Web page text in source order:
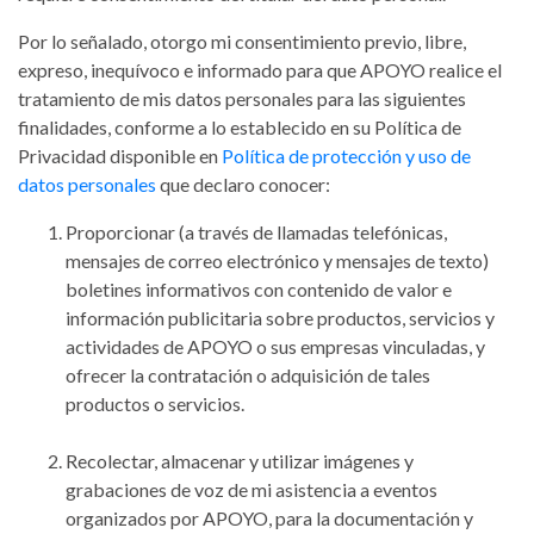
Por lo señalado, otorgo mi consentimiento previo, libre,
expreso, inequívoco e informado para que APOYO realice el
tratamiento de mis datos personales para las siguientes
finalidades, conforme a lo establecido en su Política de
Privacidad disponible en Política de protección y uso de
datos personales que declaro conocer:
Proporcionar (a través de llamadas telefónicas,
mensajes de correo electrónico y mensajes de texto)
boletines informativos con contenido de valor e
información publicitaria sobre productos, servicios y
actividades de APOYO o sus empresas vinculadas, y
ofrecer la contratación o adquisición de tales
productos o servicios.
Recolectar, almacenar y utilizar imágenes y
grabaciones de voz de mi asistencia a eventos
organizados por APOYO, para la documentación y